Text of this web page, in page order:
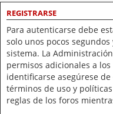
REGISTRARSE
Para autenticarse debe
solo unos pocos
sistema. La
permisos adicionales a
identificarse asegúrese
términos de uso y
reglas de los foros